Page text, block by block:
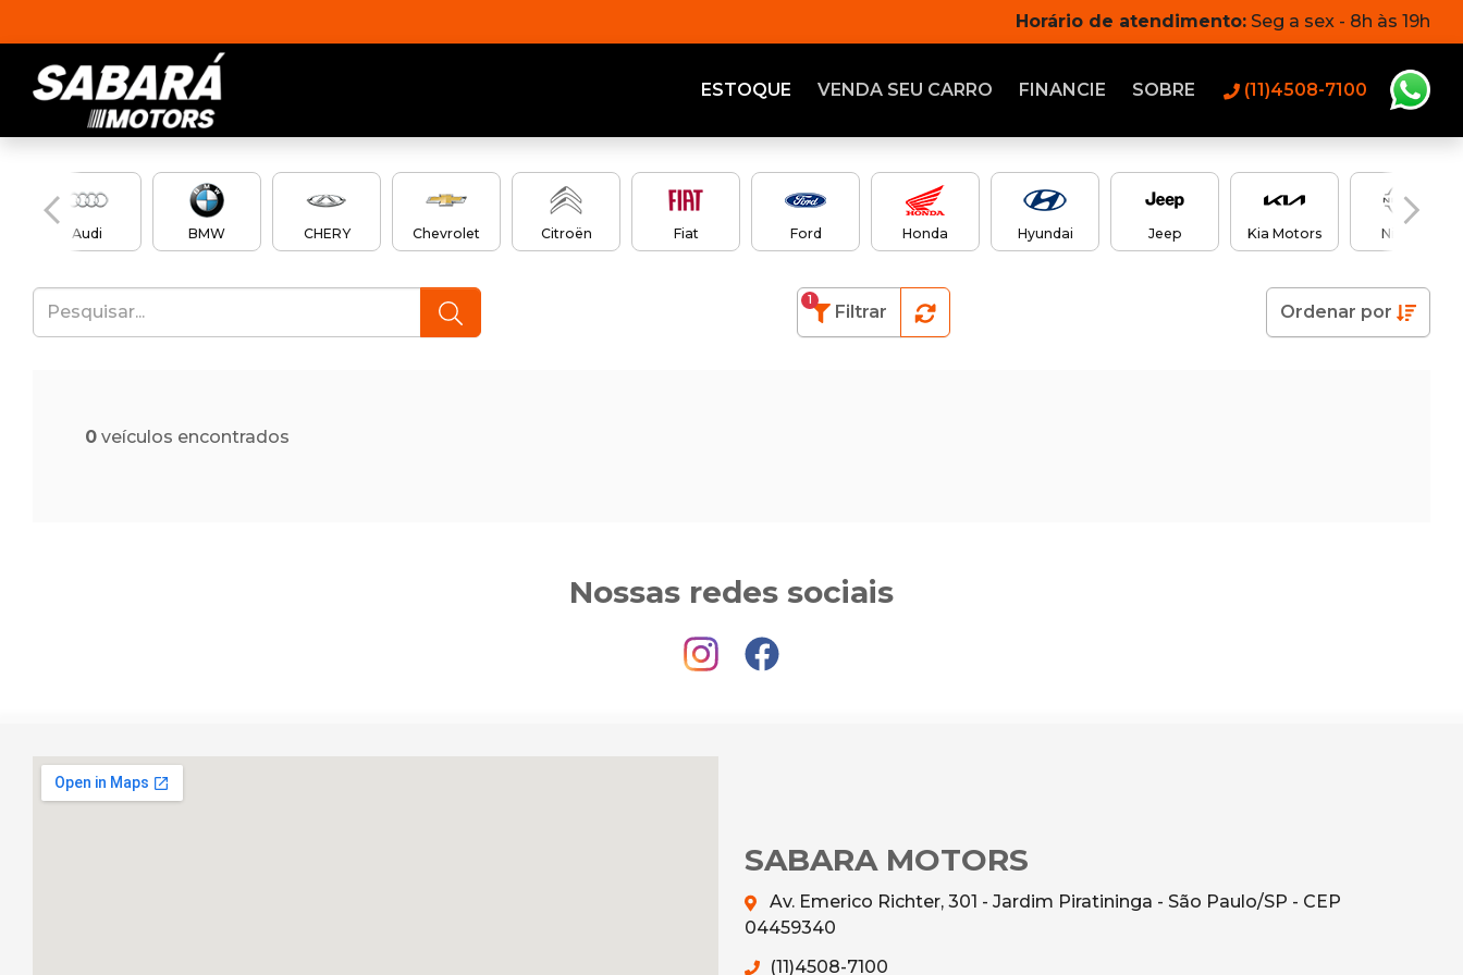
Horário de atendimento: Seg a sex - 8h às 19h
ESTOQUE VENDA SEU CARRO FINANCIE SOBRE (11)4508-7100
Audi BMW CHERY Chevrolet Citroën Fiat Ford Honda Hyundai Jeep Kia Motors Nissan
Filtrar
1
Ordenar por
0 veículos encontrados
Nossas redes sociais
SABARA MOTORS
Av. Emerico Richter, 301 - Jardim Piratininga - São Paulo/SP - CEP
04459340
(11)4508-7100